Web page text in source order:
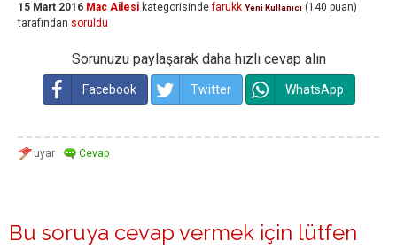
15 Mart 2016 Mac Ailesi kategorisinde farukk Yeni Kullanıcı (140 puan)
tarafından soruldu
Sorunuzu paylaşarak daha hızlı cevap alın
Facebook Twitter WhatsApp
Bu soruya cevap vermek için lütfen